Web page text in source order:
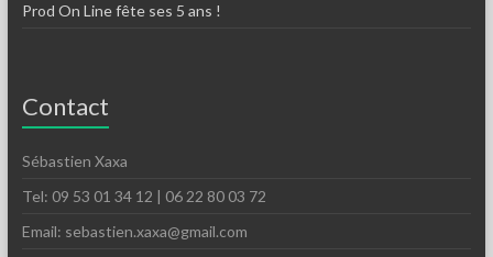
Prod On Line fête ses 5 ans !
Contact
Sébastien Xaxa
Tel: 09 53 01 34 12 | 06 22 80 03 72
Email: sebastien.xaxa@gmail.com